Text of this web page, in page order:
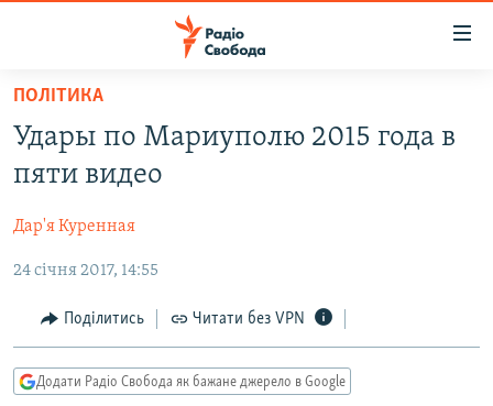
Перейти
основного
матеріалу
до
навігації
Перейти
пошуку
ВСЕ ЗА ДОБУ
ПОЛІТИКА
ЕКОНОМІКА
СУСПІЛЬСТВО
СПОРТ
ВІЙНА
РОСІЙСЬКА «ФІЛЬТРАЦІЯ»
ДОНБАС.РЕАЛІЇ
КРИМ.РЕАЛІЇ
ТИ ЯК?
ПОЛІТИКА
Удары по Мариуполю 2015 года в
пяти видео
Дар'я Куренная
24 січня 2017, 14:55
Поділитись Читати без VPN
Додати Радіо Свобода як бажане джерело в Google